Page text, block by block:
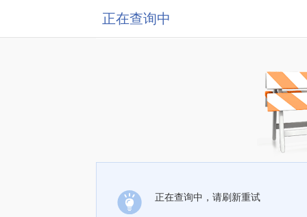
正在查询中
正在查询中，请刷新重试